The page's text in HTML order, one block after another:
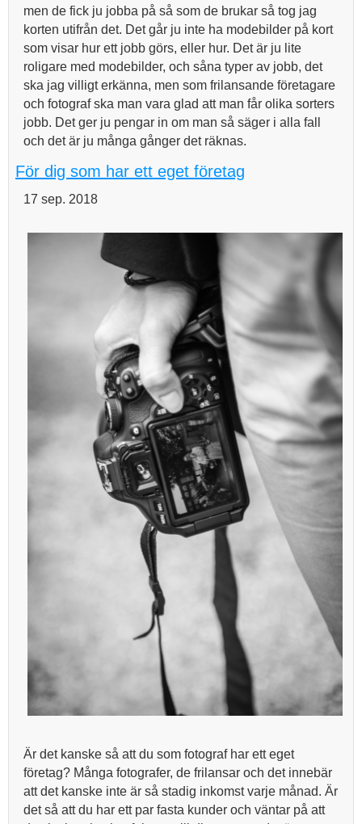
men de fick ju jobba på så som de brukar så tog jag
korten utifrån det. Det går ju inte ha modebilder på kort
som visar hur ett jobb görs, eller hur. Det är ju lite
roligare med modebilder, och såna typer av jobb, det
ska jag villigt erkänna, men som frilansande företagare
och fotograf ska man vara glad att man får olika sorters
jobb. Det ger ju pengar in om man så säger i alla fall
och det är ju många gånger det räknas.
För dig som har ett eget företag
17 sep. 2018
Är det kanske så att du som fotograf har ett eget
företag? Många fotografer, de frilansar och det innebär
att det kanske inte är så stadig inkomst varje månad. Är
det så att du har ett par fasta kunder och väntar på att